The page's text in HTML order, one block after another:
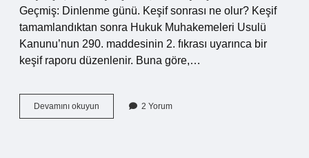
Geçmiş: Dinlenme günü. Keşif sonrası ne olur? Keşif
tamamlandıktan sonra Hukuk Muhakemeleri Usulü
Kanunu’nun 290. maddesinin 2. fıkrası uyarınca bir
keşif raporu düzenlenir. Buna göre,…
Devamını okuyun
Çıkmak
2 Yorum